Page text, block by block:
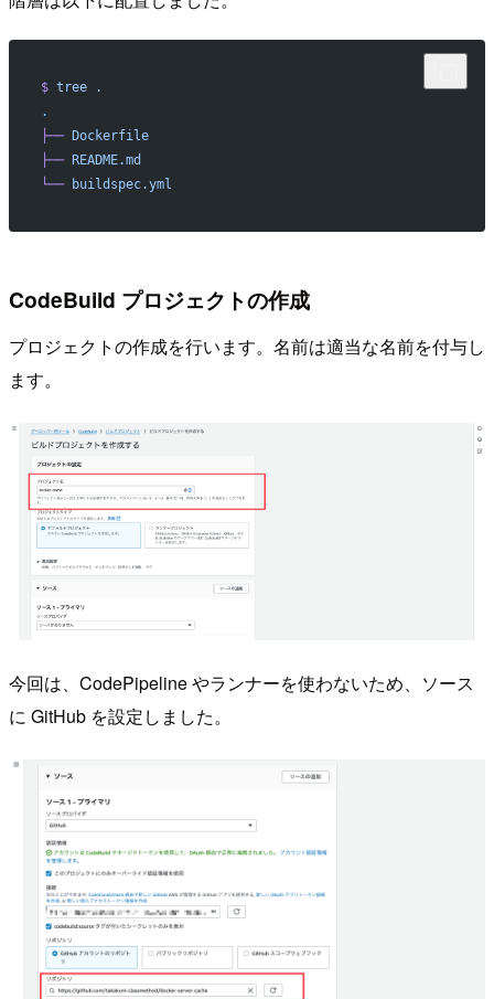
$ tree .
.
├── Dockerfile
├── README.md
└── buildspec.yml
CodeBuild プロジェクトの作成
プロジェクトの作成を行います。名前は適当な名前を付与し
ます。
今回は、CodePipeline やランナーを使わないため、ソース
に GitHub を設定しました。